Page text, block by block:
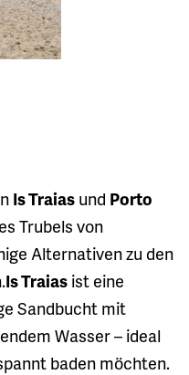
Is Traias und Porto
Trubels von
Alternativen zu den
Is Traias ist eine
Sandbucht mit
Wasser – ideal
baden möchten.